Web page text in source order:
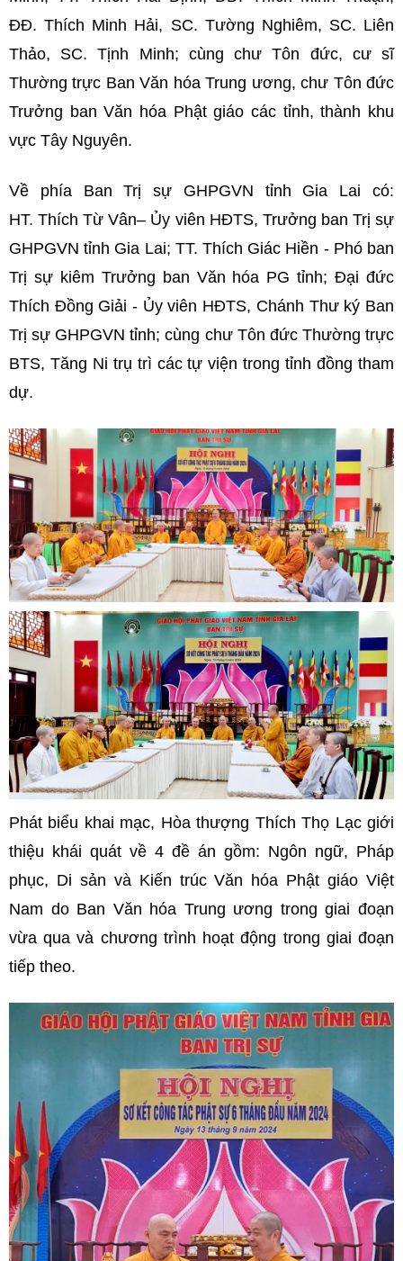
ĐĐ. Thích Minh Hải, SC. Tường Nghiêm, SC. Liên
Thảo, SC. Tịnh Minh; cùng chư Tôn đức, cư sĩ
Thường trực Ban Văn hóa Trung ương, chư Tôn đức
Trưởng ban Văn hóa Phật giáo các tỉnh, thành khu
vực Tây Nguyên.
Về phía Ban Trị sự GHPGVN tỉnh Gia Lai có:
HT. Thích Từ Vân– Ủy viên HĐTS, Trưởng ban Trị sự
GHPGVN tỉnh Gia Lai; TT. Thích Giác Hiền - Phó ban
Trị sự kiêm Trưởng ban Văn hóa PG tỉnh; Đại đức
Thích Đồng Giải - Ủy viên HĐTS, Chánh Thư ký Ban
Trị sự GHPGVN tỉnh; cùng chư Tôn đức Thường trực
BTS, Tăng Ni trụ trì các tự viện trong tỉnh đồng tham
dự.
Phát biểu khai mạc, Hòa thượng Thích Thọ Lạc giới
thiệu khái quát về 4 đề án gồm: Ngôn ngữ, Pháp
phục, Di sản và Kiến trúc Văn hóa Phật giáo Việt
Nam do Ban Văn hóa Trung ương trong giai đoạn
vừa qua và chương trình hoạt động trong giai đoạn
tiếp theo.